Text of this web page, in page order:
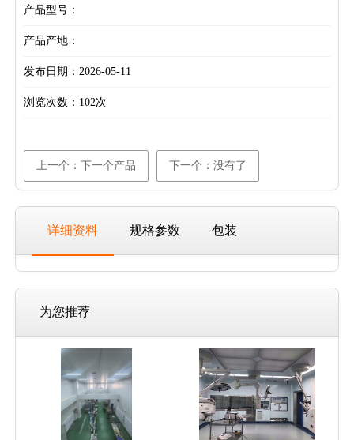
产品型号：
产品产地：
发布日期：2026-05-11
浏览次数： 102次
上一个：下一个产品 下一个：没有了
详细资料 规格参数 包装
为您推荐